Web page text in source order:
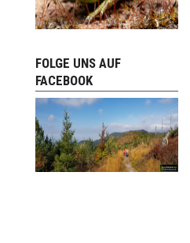
FOLGE UNS AUF
FACEBOOK